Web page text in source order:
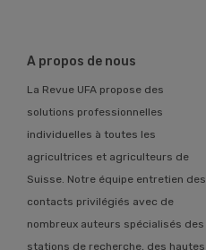
A propos de nous
La Revue UFA propose des
solutions professionnelles
individuelles à toutes les
agricultrices et agriculteurs de
Suisse. Notre équipe entretien des
contacts privilégiés avec de
nombreux auteurs spécialisés des
stations de recherche, des hautes